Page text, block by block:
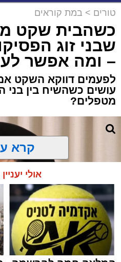
טורים > במת קוראים
כשהבית שקט
שבני זוג
– ומה אפשר
לפעמים דווקא השקט
עושים כשהשיח בין בני
מטפלים?
קרא
אולי